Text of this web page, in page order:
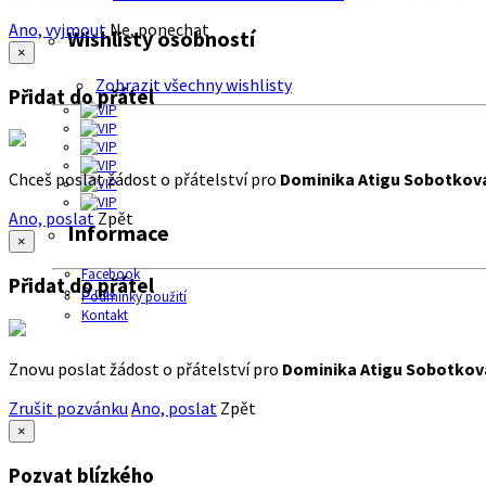
Wishlisty osobností
Zobrazit všechny wishlisty
Informace
Facebook
O nás
Podmínky použití
Kontakt
Ano, vyjmout Ne, ponechat
×
Přidat do přátel
Chceš poslat žádost o přátelství pro Dominika Atigu
Ano, poslat Zpět
×
Přidat do přátel
Znovu poslat žádost o přátelství pro Dominika Atigu
Zrušit pozvánku Ano, poslat Zpět
×
Pozvat blízkého